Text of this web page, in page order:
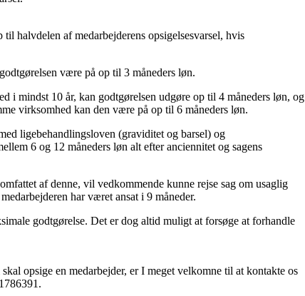
halvdelen af medarbejderens opsigelsesvarsel, hvis
være på op til 3 måneders løn.
i mindst 10 år, kan godtgørelsen udgøre op til 4 måneders løn, og
virksomhed kan den være på op til 6 måneders løn.
ligebehandlingsloven (graviditet og barsel) og
6 og 12 måneders løn alt efter anciennitet og sagens
af denne, vil vedkommende kunne rejse sag om usaglig
har været ansat i 9 måneder.
godtgørelse. Det er dog altid muligt at forsøge at forhandle
opsige en medarbejder, er I meget velkomne til at kontakte os